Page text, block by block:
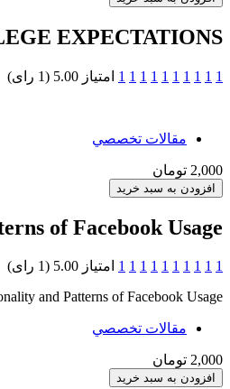
EXPECTATIONS:
1
1
1
1
1
1
1
1
1
1 امتیاز 5.00 (1 رای)
مقالات تخصصي
2,000 تومان
of Facebook Usage
1
1
1
1
1
1
1
1
1
1 امتیاز 5.00 (1 رای)
and Patterns of Facebook Usage
مقالات تخصصي
2,000 تومان